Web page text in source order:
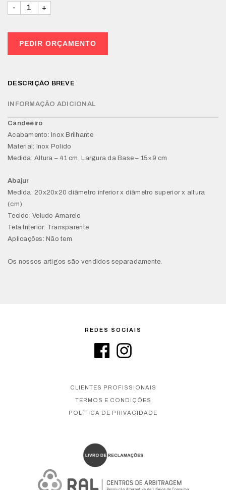
PEDIR ORÇAMENTO
DESCRIÇÃO BREVE
INFORMAÇÃO ADICIONAL
Candeeiro
Acabamento: Inox Brilhante
Material: Inox Polido
Medida: Altura – 41 cm, Largura da Base – 15×9 cm
Abajur
Medida: 20x20x20 diâmetro inferior x diâmetro superior x altura
(cm)
Tecido: Veludo Amarelo
Tela Interior: Transparente
Aplicações: Não tem
Os nossos artigos são vendidos separadamente.
REDES SOCIAIS
CLIENTES PROFISSIONAIS
TERMOS E CONDIÇÕES
POLÍTICA DE PRIVACIDADE